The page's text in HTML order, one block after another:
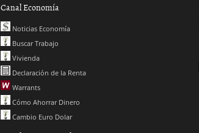
Canal Economía
Noticias Economía
Buscar Trabajo
Vivienda
Declaración de la Renta
Warrants
Cómo Ahorrar Dinero
Cambio Euro Dolar